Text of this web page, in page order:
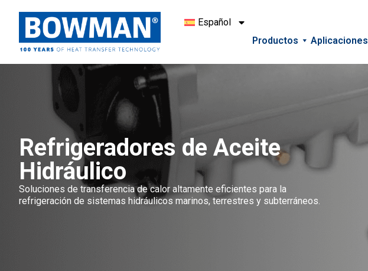
Español
Productos
Aplicaciones
Refrigeradores de Aceite
Hidráulico
Soluciones de transferencia de calor altamente eficientes para la
refrigeración de sistemas hidráulicos marinos, terrestres y subterráneos.